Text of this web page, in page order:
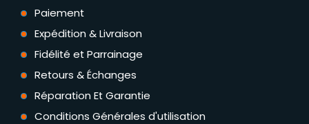
Paiement
Expédition & Livraison
Fidélité et Parrainage
Retours & Échanges
Réparation Et Garantie
Conditions Générales d'utilisation